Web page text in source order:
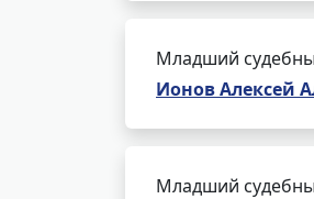
Младший
Ионов Алексей
Младший